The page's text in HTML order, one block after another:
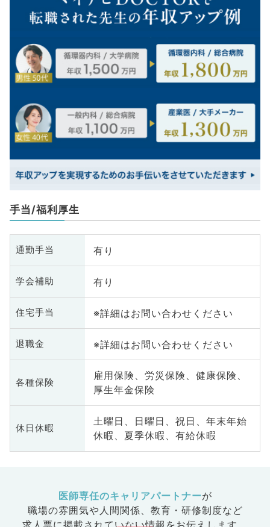
手当/福利厚生
通勤手当 有り
学会補助 有り
住宅手当 ※詳細はお問い合わせください
退職金 ※詳細はお問い合わせください
各種保険
雇用保険、労災保険、健康保険、
厚生年金保険
休日休暇
土曜日、日曜日、祝日、年末年始
休暇、夏季休暇、有給休暇
医師専任のキャリアパートナーが
職場の雰囲気や人間関係、 教育・研修制度など
求人票に掲載されていない情報をお伝えします。